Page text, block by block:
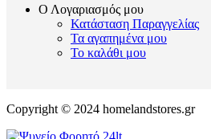
Ο Λογαριασμός μου
Κατάσταση Παραγγελίας
Τα αγαπημένα μου
Το καλάθι μου
Copyright © 2024 homelandstores.gr